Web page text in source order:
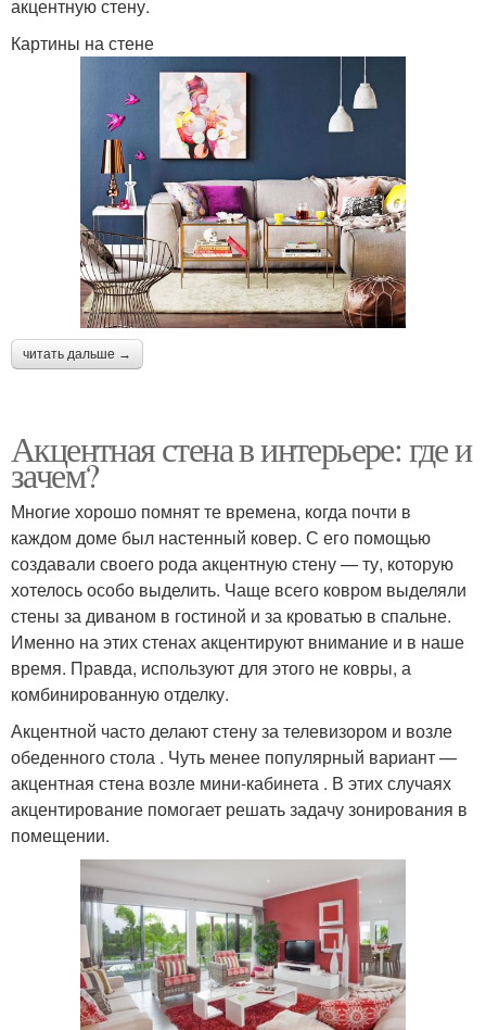
акцентную стену.
Картины на стене
читать дальше →
Акцентная стена в интерьере: где и
зачем?
Многие хорошо помнят те времена, когда почти в
каждом доме был настенный ковер. С его помощью
создавали своего рода акцентную стену — ту, которую
хотелось особо выделить. Чаще всего ковром выделяли
стены за диваном в гостиной и за кроватью в спальне.
Именно на этих стенах акцентируют внимание и в наше
время. Правда, используют для этого не ковры, а
комбинированную отделку.
Акцентной часто делают стену за телевизором и возле
обеденного стола . Чуть менее популярный вариант —
акцентная стена возле мини-кабинета . В этих случаях
акцентирование помогает решать задачу зонирования в
помещении.